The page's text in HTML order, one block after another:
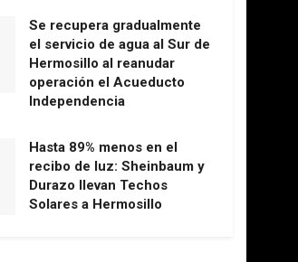
Se recupera gradualmente
el servicio de agua al Sur de
Hermosillo al reanudar
operación el Acueducto
Independencia
Hasta 89% menos en el
recibo de luz: Sheinbaum y
Durazo llevan Techos
Solares a Hermosillo